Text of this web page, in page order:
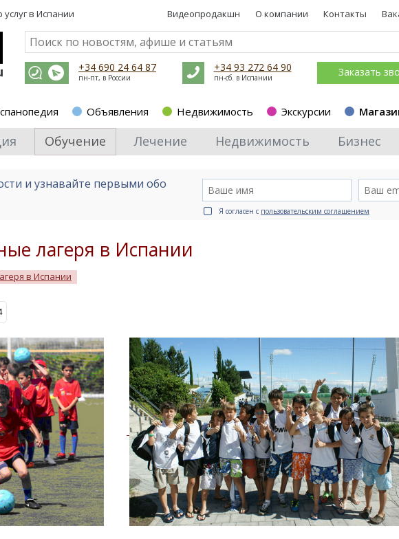
услуг в Испании Видеопродакшн О компании Контакты
+34 690 24 64 87
пн-пт, в России
+34 93 272 64 90
пн-сб. в Испании Заказать
Объявления Недвижимость Экскурсии
Обучение Лечение Недвижимость Бизнес
и узнавайте первыми обо
Я согласен с пользовательским соглашением
лагеря в Испании
в Испании